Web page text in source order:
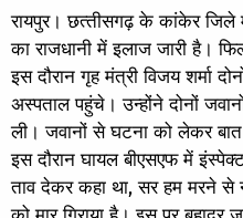
रायपुर। छत्‍तीसगढ़ के कांकेर जिले
का राजधानी में इलाज जारी है।
इस दौरान गृह मंत्री विजय शर्मा
अस्पताल पहुंचे। उन्होंने दोनों
ली। जवानों से घटना को लेकर
इस दौरान घायल बीएसएफ में
ताव देकर कहा था, सर हम मरने से